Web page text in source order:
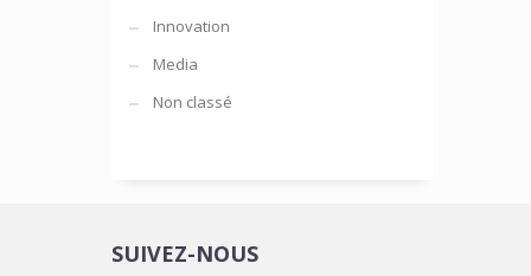
Innovation
Media
Non classé
SUIVEZ-NOUS